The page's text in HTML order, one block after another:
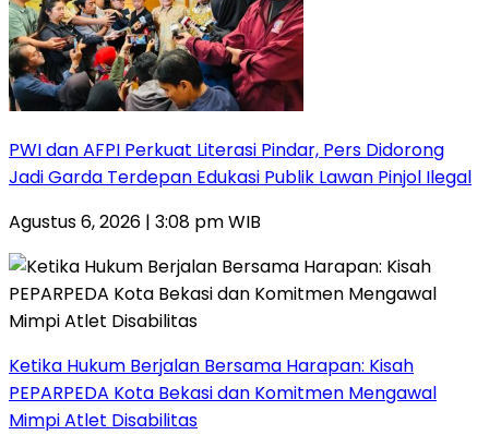
PWI dan AFPI Perkuat Literasi Pindar, Pers Didorong
Jadi Garda Terdepan Edukasi Publik Lawan Pinjol Ilegal
Agustus 6, 2026 | 3:08 pm WIB
Ketika Hukum Berjalan Bersama Harapan: Kisah
PEPARPEDA Kota Bekasi dan Komitmen Mengawal
Mimpi Atlet Disabilitas